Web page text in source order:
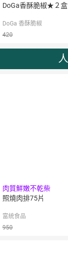
DoGa香酥脆椒★２盒
DoGa 香酥脆椒
420
肉質鮮嫩不乾柴
照燒肉排75片
富統食品
950